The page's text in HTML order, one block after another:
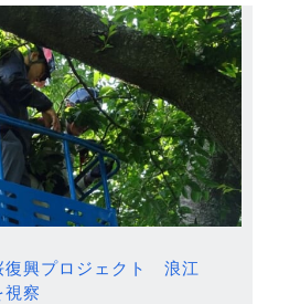
復興プロジェクト 浪江
視察